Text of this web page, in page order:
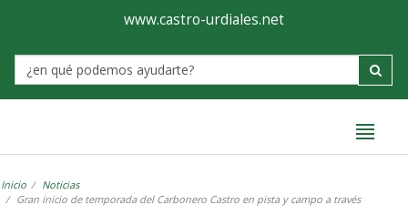
Ayuntamiento
de
Castro-
www.castro-urdiales.net
Label
Inicio
Noticias
Gran inicio de temporada del Carbonero Castro en pista y campo a través